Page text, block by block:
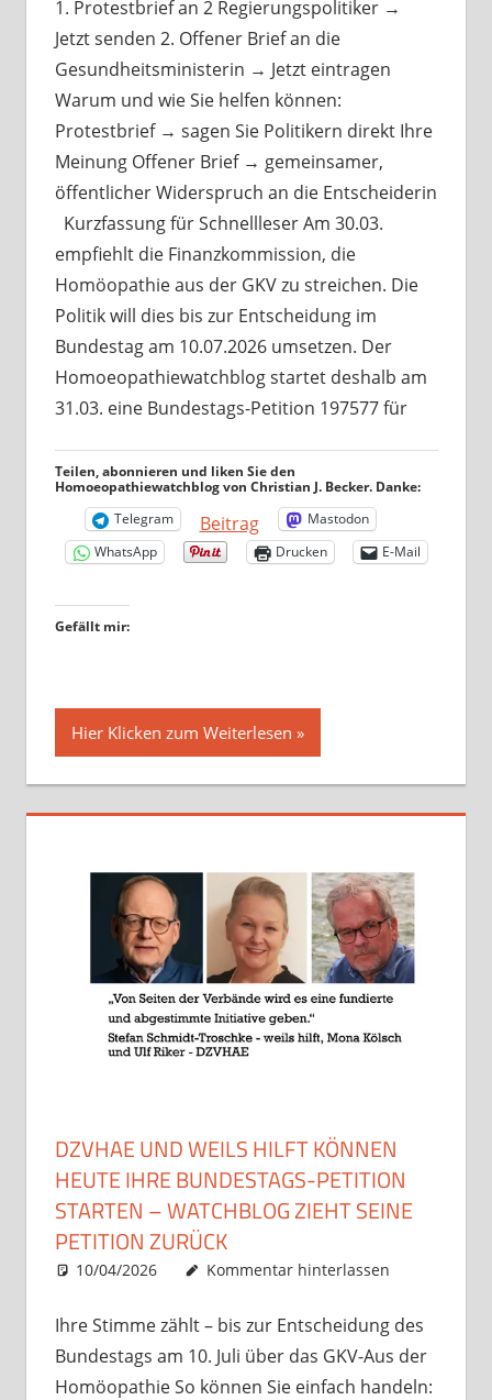
1. Protestbrief an 2 Regierungspolitiker →
Jetzt senden 2. Offener Brief an die
Gesundheitsministerin → Jetzt eintragen
Warum und wie Sie helfen können:
Protestbrief → sagen Sie Politikern direkt Ihre
Meinung Offener Brief → gemeinsamer,
öffentlicher Widerspruch an die Entscheiderin
Kurzfassung für Schnellleser Am 30.03.
empfiehlt die Finanzkommission, die
Homöopathie aus der GKV zu streichen. Die
Politik will dies bis zur Entscheidung im
Bundestag am 10.07.2026 umsetzen. Der
Homoeopathiewatchblog startet deshalb am
31.03. eine Bundestags-Petition 197577 für
Teilen, abonnieren und liken Sie den
Homoeopathiewatchblog von Christian J. Becker. Danke:
Telegram
Beitrag
Mastodon
WhatsApp
Drucken E-Mail
Gefällt mir:
Hier Klicken zum Weiterlesen
DZVHAE UND WEILS HILFT KÖNNEN
HEUTE IHRE BUNDESTAGS-PETITION
STARTEN – WATCHBLOG ZIEHT SEINE
PETITION ZURÜCK
10/04/2026 Christian J. Becker
Uncategorized
Kommentar hinterlassen
Ihre Stimme zählt – bis zur Entscheidung des
Bundestags am 10. Juli über das GKV-Aus der
Homöopathie So können Sie einfach handeln: